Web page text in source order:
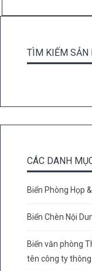
TÌM KIẾM SẢN
CÁC DANH
Biển Phòng Họp
Biển Chèn Nội
Biển văn phòng
tên công ty